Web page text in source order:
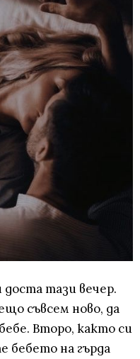
тази вечер.
съвсем ново, да
Второ, както си
бебето на гърда